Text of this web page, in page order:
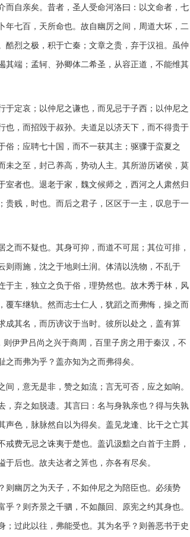
自亲矣。昔者，圣人受命河洛曰：以文命者，七
七百，天所命也。故自幽厉之间，周道大坏，二
烈之极，积于亡秦；文章之贵，弃于汉祖。虽仲
端；孟轲、孙卿体二希圣，从容正道，不能维其
定哀；以仲尼之谦也，而见忌于子西；以仲尼之
，而招毁于叔孙。夫道足以济天下，而不得贵于
；应聘七十国，而不一获其主；驱骤于蛮夏之
之至，封己养高，势动人主。其所游历诸侯，莫
者也。退老于家，魏文候师之，西河之人肃然归
贱，时也。而后之君子，区区于一主，叹息于一
而不疑也。其身可抑，而道不可屈；其位可排，
雨施，沈之于地则土润。体清以洗物，不乱于
主，独立之负于俗，理势然也。故木秀于林，风
车继轨。然而志士仁人，犹蹈之而弗悔，操之而
成其名，而历谤议于当时。彼所以处之，盖有算
伊尹吕尚之兴于商周，百里子房之用于秦汉，不
而弗为乎？盖亦知为之而弗得矣。
，意无是非，赞之如流；言无可否，应之如响。
弃之如脱遗。其言曰：名与身孰亲也？得与失孰
色，脉脉然自以为得矣。盖见龙逢、比干之亡其
费无忌之诛夷于楚也。盖讥汲黯之白首于主爵，
后也。故夫达者之筭也，亦各有尽矣。
幽厉之为天子，不如仲尼之为陪臣也。必须势
？则齐景之千驷，不如颜回、原宪之约其身也。
过此以往，弗能受也。其为名乎？则善恶书于史